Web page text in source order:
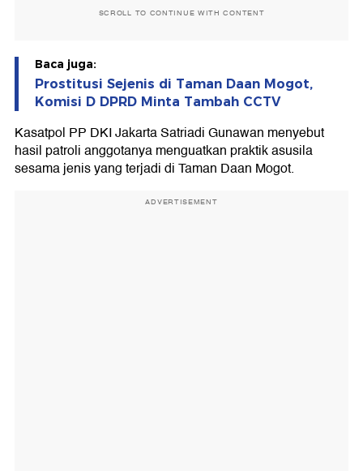
SCROLL TO CONTINUE WITH CONTENT
Baca juga:
Prostitusi Sejenis di Taman Daan Mogot,
Komisi D DPRD Minta Tambah CCTV
Kasatpol PP DKI Jakarta Satriadi Gunawan menyebut
hasil patroli anggotanya menguatkan praktik asusila
sesama jenis yang terjadi di Taman Daan Mogot.
ADVERTISEMENT